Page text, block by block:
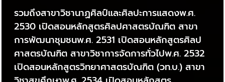
รวมถึงสาขาวิชานาฏศิลป์และศิลปะการแสดงพ.ศ.
2530 เปิดสอนหลักสูตรศิลปศาสตรบัณฑิต สาขา
การพัฒนาชุมชนพ.ศ. 2531 เปิดสอนหลักสูตรศิลป
ศาสตรบัณฑิต สาขาวิชาการจัดการทั่วไปพ.ศ. 2532
เปิดสอนหลักสูตรวิทยาศาสตรบัณฑิต (วท.บ.) สาขา